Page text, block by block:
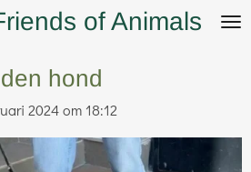
of Animals
hond
2024 om 18:12